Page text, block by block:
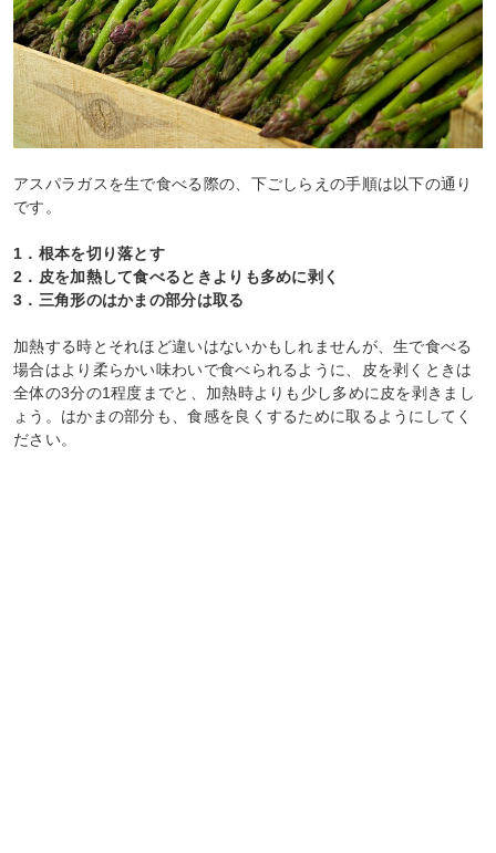
アスパラガスを生で食べる際の、下ごしらえの手順は以下の通り
です。
1．根本を切り落とす
2．皮を加熱して食べるときよりも多めに剥く
3．三角形のはかまの部分は取る
加熱する時とそれほど違いはないかもしれませんが、生で食べる
場合はより柔らかい味わいで食べられるように、皮を剥くときは
全体の3分の1程度までと、加熱時よりも少し多めに皮を剥きまし
ょう。はかまの部分も、食感を良くするために取るようにしてく
ださい。